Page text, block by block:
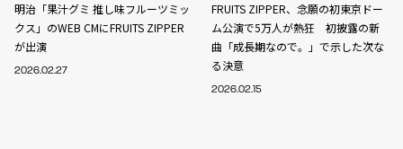
明治「果汁グミ 推し味フルーツミッ
クス」のWEB CMにFRUITS ZIPPER
が出演
2026.02.27
FRUITS ZIPPER、念願の初東京ドー
ム公演で5万人が熱狂 初披露の新
曲「成長期なので。」で示した次な
る決意
2026.02.15